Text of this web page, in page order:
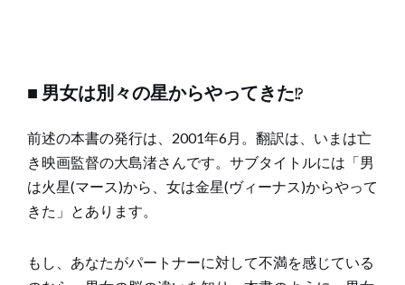
■ 男女は別々の星からやってきた!?
前述の本書の発行は、2001年6月。翻訳は、いまは亡
き映画監督の大島渚さんです。サブタイトルには「男
は火星(マース)から、女は金星(ヴィーナス)からやって
きた」とあります。
もし、あなたがパートナーに対して不満を感じている